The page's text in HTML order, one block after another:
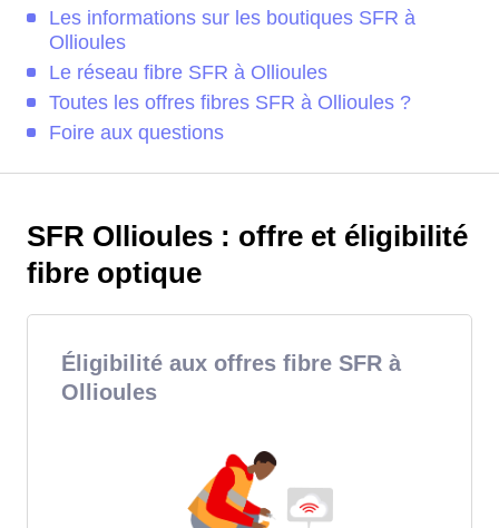
Les informations sur les boutiques SFR à
Ollioules
Le réseau fibre SFR à Ollioules
Toutes les offres fibres SFR à Ollioules ?
Foire aux questions
SFR Ollioules : offre et éligibilité
fibre optique
Éligibilité aux offres fibre SFR à
Ollioules